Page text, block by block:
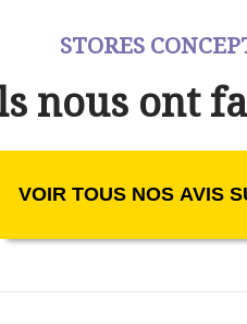
STORES
nous ont
VOIR TOUS NOS AVIS